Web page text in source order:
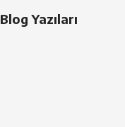
Blog Yazıları